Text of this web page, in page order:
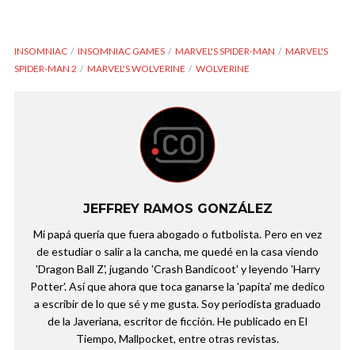
INSOMNIAC INSOMNIAC GAMES MARVEL'S SPIDER-MAN
MARVEL'S
SPIDER-MAN 2
MARVEL'S WOLVERINE WOLVERINE
JEFFREY RAMOS GONZÁLEZ
Mi papá quería que fuera abogado o futbolista. Pero en vez
de estudiar o salir a la cancha, me quedé en la casa viendo
'Dragon Ball Z', jugando 'Crash Bandicoot' y leyendo 'Harry
Potter'. Así que ahora que toca ganarse la 'papita' me dedico
a escribir de lo que sé y me gusta. Soy periodista graduado
de la Javeriana, escritor de ficción. He publicado en El
Tiempo, Mallpocket, entre otras revistas.